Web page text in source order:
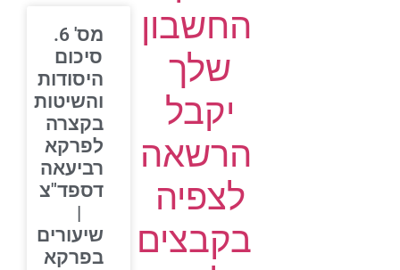
החשבון
שלך
יקבל
הרשאה
לצפיה
בקבצים
מס' 6.
סיכום
היסודות
והשיטות
בקצרה
לפרקא
רביעאה
דספד"צ
שיעורים
בפרקא